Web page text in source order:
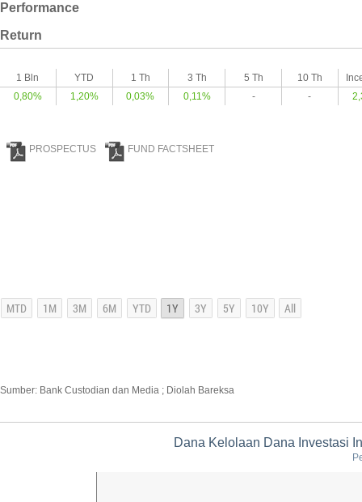
Performance
Return
1 Bln YTD 1 Th 3 Th 5 Th 10 Th
0,80%
1,20% 0,03% 0,11% - -
PROSPECTUS FUND FACTSHEET
Sumber: Bank Custodian dan Media ; Diolah Bareksa
Dana Kelolaan Dana Investasi